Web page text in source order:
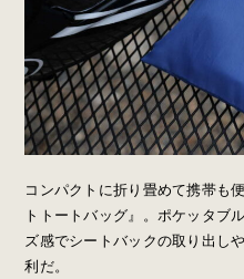
コンパクトに折り畳めて携帯も
トトートバッグ』。ポケッタブ
ズ感でシートバックの取り出し
利だ。